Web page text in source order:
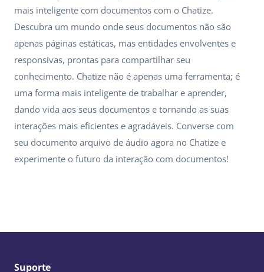
mais inteligente com documentos com o Chatize.
Descubra um mundo onde seus documentos não são
apenas páginas estáticas, mas entidades envolventes e
responsivas, prontas para compartilhar seu
conhecimento. Chatize não é apenas uma ferramenta; é
uma forma mais inteligente de trabalhar e aprender,
dando vida aos seus documentos e tornando as suas
interações mais eficientes e agradáveis. Converse com
seu documento arquivo de áudio agora no Chatize e
experimente o futuro da interação com documentos!
Suporte